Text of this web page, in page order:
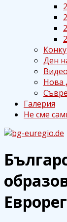
Ден
Нова
Галерия
Не сме
bg-